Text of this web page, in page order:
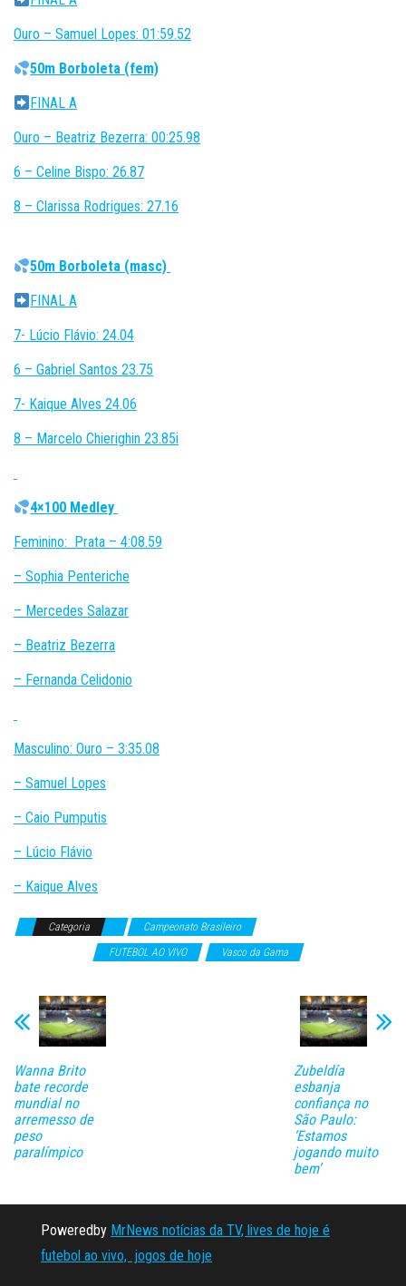
Ouro – Samuel Lopes: 01:59.52
50m Borboleta (fem)
FINAL A
Ouro – Beatriz Bezerra: 00:25.98
6 – Celine Bispo: 26.87
8 – Clarissa Rodrigues: 27.16
50m Borboleta (masc)
FINAL A
7- Lúcio Flávio: 24.04
6 – Gabriel Santos 23.75
7- Kaique Alves 24.06
8 – Marcelo Chierighin 23.85i
4×100 Medley
Feminino: Prata – 4:08.59
– Sophia Penteriche
– ⁠Mercedes Salazar
– ⁠Beatriz Bezerra
– ⁠Fernanda Celidonio
Masculino: Ouro – 3:35.08
– Samuel Lopes
– ⁠Caio Pumputis
– ⁠Lúcio Flávio
– ⁠Kaique Alves
Categoria Campeonato Brasileiro
FUTEBOL AO VIVO Vasco da Gama
Wanna Brito
bate recorde
mundial no
arremesso de
peso
paralímpico
Zubeldía
esbanja
confiança no
São Paulo:
‘Estamos
jogando muito
bem’
Poweredby MrNews notícias da TV, lives de hoje é
futebol ao vivo, jogos de hoje